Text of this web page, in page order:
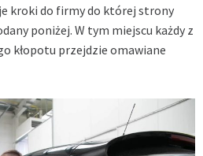
kroki do firmy do której strony
poniżej. W tym miejscu każdy z
kłopotu przejdzie omawiane